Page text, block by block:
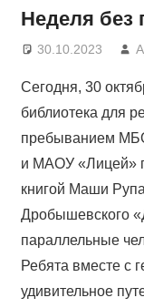
Неделя без
30.10.2023
Сегодня, 30
библиотека для
пребыванием
и МАОУ «Лицей»
книгой Маши
Дробышевского
параллельные
Ребята вместе с
удивительное